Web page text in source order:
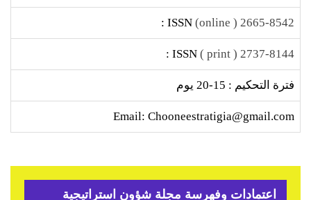
2665-8542 ( online)
2737-8144 ( print )
فترة التحكيم : 15-20 يوم
Email: Chooneestratigia@gmail.com
اعتمادات وفهرسة مجلة شؤون استراتيجية